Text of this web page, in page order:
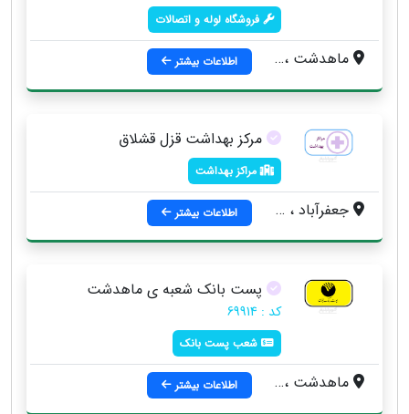
فروشگاه لوله و اتصالات
ماهدشت ، میدان نماز ، روبروی عکاسی آرمین اطلاعات بیشتر
مرکز بهداشت قزل قشلاق
مراکز بهداشت
جعفرآباد ، بلوار شهيد صالحي ، کوچه ی غدیر 18 اطلاعات بیشتر
پست بانک شعبه ی ماهدشت
کد : 69914
شعب پست بانک
ماهدشت ، بلوار امام حسین آباد اطلاعات بیشتر